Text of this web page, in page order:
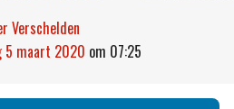
Verschelden
5 maart 2020 om 07:25